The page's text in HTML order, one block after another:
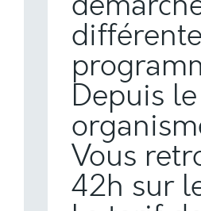
Depuis
Vous
42h sur